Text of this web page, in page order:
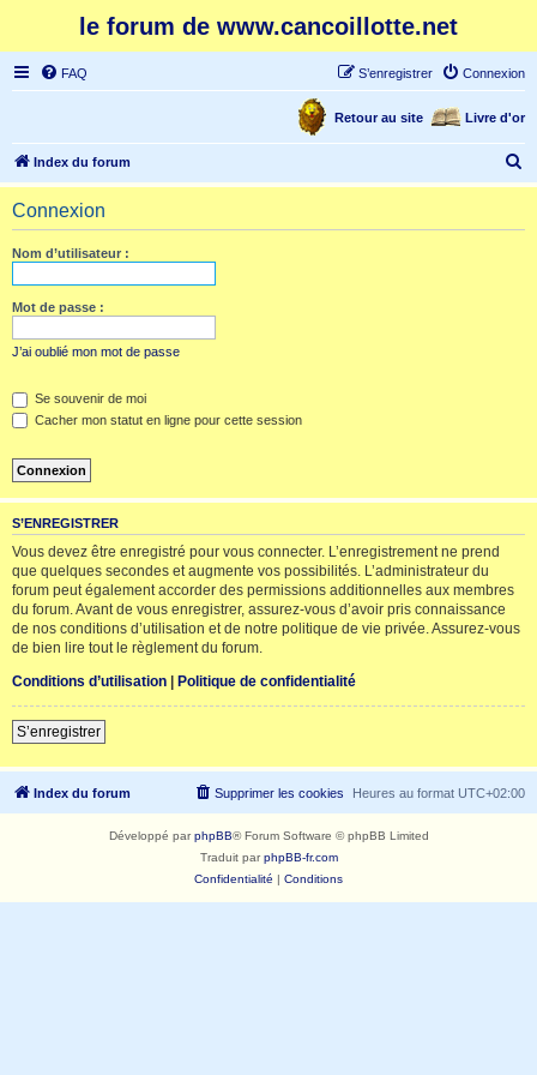
le forum de www.cancoillotte.net
FAQ Connexion
S’enregistrer
Livre d'or
Retour au site
Index du forum
e
Connexion
Nom d’utilisateur :
Mot de passe :
J’ai oublié mon mot de passe
Se souvenir de moi
Cacher mon statut en ligne pour cette session
S’ENREGISTRER
Vous devez être enregistré pour vous connecter. L’enregistrement ne prend
que quelques secondes et augmente vos possibilités. L’administrateur du
forum peut également accorder des permissions additionnelles aux membres
du forum. Avant de vous enregistrer, assurez-vous d’avoir pris connaissance
de nos conditions d’utilisation et de notre politique de vie privée. Assurez-vous
de bien lire tout le règlement du forum.
Conditions d’utilisation | Politique de confidentialité
S’enregistrer
Index du forum Heures au format UTC+02:00
Supprimer les cookies
Développé parphpBB® Forum Software © phpBB Limited
Traduit parphpBB-fr.com
Confidentialité | Conditions